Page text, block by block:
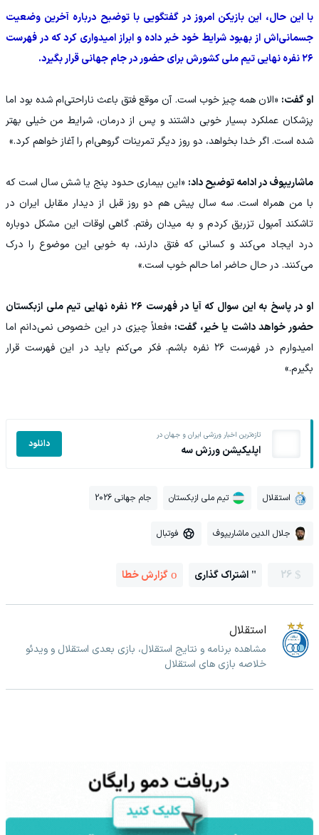
با این حال، این بازیکن امروز در گفتگویی با توضیح درباره آخرین وضعیت
جسمانی‌اش از بهبود شرایط خود خبر داده و ابراز امیدواری کرد که در فهرست
۲۶ نفره نهایی تیم ملی کشورش برای حضور در جام جهانی قرار بگیرد.
او گفت: «الان همه چیز خوب است. آن موقع فتق باعث ناراحتی‌ام شده بود اما
پزشکان عملکرد بسیار خوبی داشتند و پس از درمان، شرایط من خیلی بهتر
شده است. اگر خدا بخواهد، دو روز دیگر تمرینات گروهی‌ام را آغاز خواهم کرد.»
ماشاریپوف در ادامه توضیح داد: «این بیماری حدود پنج یا شش سال است که
با من همراه است. سه سال پیش هم دو روز قبل از دیدار مقابل ایران در
تاشکند آمپول تزریق کردم و به میدان رفتم. گاهی اوقات این مشکل دوباره
درد ایجاد می‌کند و کسانی که فتق دارند، به خوبی این موضوع را درک
می‌کنند. در حال حاضر اما حالم خوب است.»
او در پاسخ به این سوال که آیا در فهرست ۲۶ نفره نهایی تیم ملی ازبکستان
حضور خواهد داشت یا خیر، گفت: «فعلاً چیزی در این خصوص نمی‌دانم اما
امیدوارم در فهرست ۲۶ نفره باشم. فکر می‌کنم باید در این فهرست قرار
بگیرم.»
تازه‌ترین اخبار ورزشی ایران و جهان در
اپلیکیشن ورزش سه دانلود
استقلال تیم ملی ازبکستان جام جهانی 2026
جلال الدین ماشاریپوف فوتبال
26 اشتراک گذاری گزارش خطا
استقلال
مشاهده برنامه و نتایج استقلال، بازی بعدی استقلال و ویدئو
خلاصه بازی های استقلال